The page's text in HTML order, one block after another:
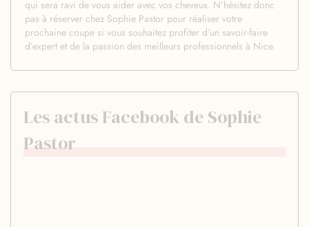
qui sera ravi de vous aider avec vos cheveux. N’hésitez donc
pas à réserver chez Sophie Pastor pour réaliser votre
prochaine coupe si vous souhaitez profiter d’un savoir-faire
d’expert et de la passion des meilleurs professionnels à Nice.
Les actus Facebook de Sophie
Pastor